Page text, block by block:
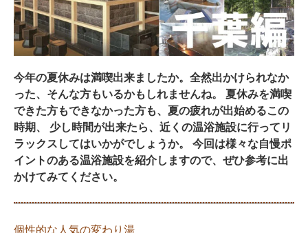
今年の夏休みは満喫出来ましたか。全然出かけられなか
った、そんな方もいるかもしれませんね。 夏休みを満喫
できた方もできなかった方も、夏の疲れが出始めるこの
時期、 少し時間が出来たら、近くの温浴施設に行ってリ
ラックスしてはいかがでしょうか。 今回は様々な自慢ポ
イントのある温浴施設を紹介しますので、ぜひ参考に出
かけてみてください。
個性的な人気の変わり湯